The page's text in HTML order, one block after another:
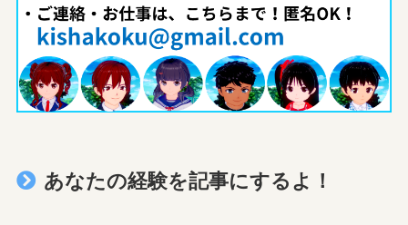
あなたの経験を記事にするよ！